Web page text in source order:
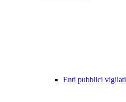
Enti pubblici vigilati